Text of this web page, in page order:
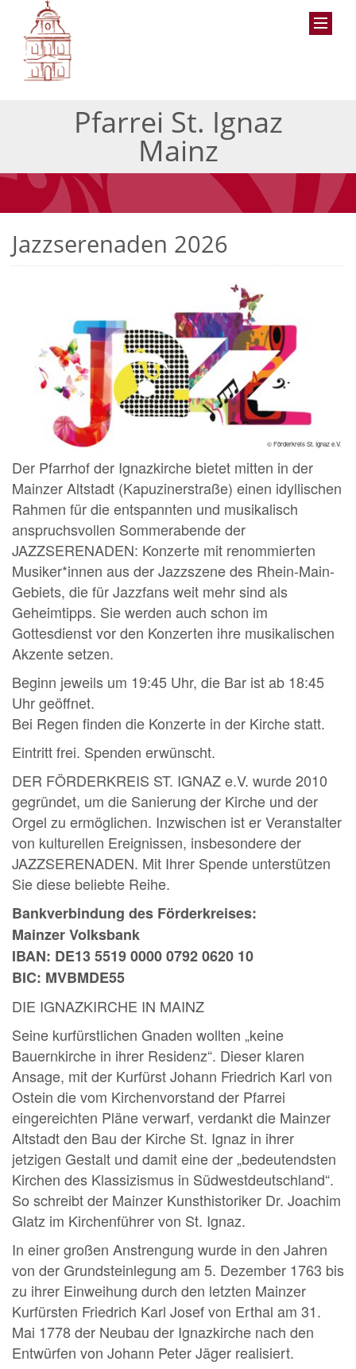
Pfarrei St. Ignaz
Mainz
Jazzserenaden 2026
© Förderkreis St. Ignaz e.V.
Der Pfarrhof der Ignazkirche bietet mitten in der
Mainzer Altstadt (Kapuzinerstraße) einen idyllischen
Rahmen für die entspannten und musikalisch
anspruchsvollen Sommerabende der
JAZZSERENADEN: Konzerte mit renommierten
Musiker*innen aus der Jazzszene des Rhein-Main-
Gebiets, die für Jazzfans weit mehr sind als
Geheimtipps. Sie werden auch schon im
Gottesdienst vor den Konzerten ihre musikalischen
Akzente setzen.
Beginn jeweils um 19:45 Uhr, die Bar ist ab 18:45
Uhr geöffnet.
Bei Regen finden die Konzerte in der Kirche statt.
Eintritt frei. Spenden erwünscht.
DER FÖRDERKREIS ST. IGNAZ e.V. wurde 2010
gegründet, um die Sanierung der Kirche und der
Orgel zu ermöglichen. Inzwischen ist er Veranstalter
von kulturellen Ereignissen, insbesondere der
JAZZSERENADEN. Mit Ihrer Spende unterstützen
Sie diese beliebte Reihe.
Bankverbindung des Förderkreises:
Mainzer Volksbank
IBAN: DE13 5519 0000 0792 0620 10
BIC: MVBMDE55
DIE IGNAZKIRCHE IN MAINZ
Seine kurfürstlichen Gnaden wollten „keine
Bauernkirche in ihrer Residenz“. Dieser klaren
Ansage, mit der Kurfürst Johann Friedrich Karl von
Ostein die vom Kirchenvorstand der Pfarrei
eingereichten Pläne verwarf, verdankt die Mainzer
Altstadt den Bau der Kirche St. Ignaz in ihrer
jetzigen Gestalt und damit eine der „bedeutendsten
Kirchen des Klassizismus in Südwestdeutschland“.
So schreibt der Mainzer Kunsthistoriker Dr. Joachim
Glatz im Kirchenführer von St. Ignaz.
In einer großen Anstrengung wurde in den Jahren
von der Grundsteinlegung am 5. Dezember 1763 bis
zu ihrer Einweihung durch den letzten Mainzer
Kurfürsten Friedrich Karl Josef von Erthal am 31.
Mai 1778 der Neubau der Ignazkirche nach den
Entwürfen von Johann Peter Jäger realisiert.